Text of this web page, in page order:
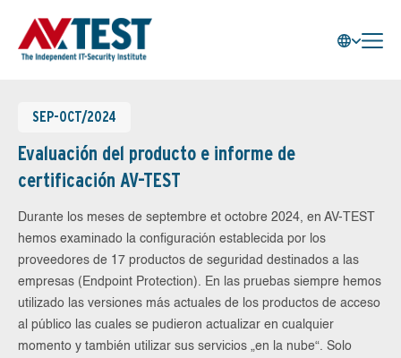
SEP-OCT/2024
Evaluación del producto e informe de
certificación AV-TEST
Durante los meses de septembre et octobre 2024, en AV-TEST
hemos examinado la configuración establecida por los
proveedores de 17 productos de seguridad destinados a las
empresas (Endpoint Protection). En las pruebas siempre hemos
utilizado las versiones más actuales de los productos de acceso
al público las cuales se pudieron actualizar en cualquier
momento y también utilizar sus servicios „en la nube“. Solo